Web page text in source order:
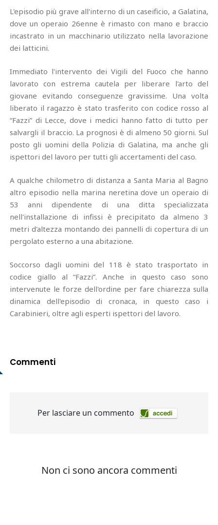
L'episodio più grave all'interno di un caseificio, a Galatina,
dove un operaio 26enne è rimasto con mano e braccio
incastrato in un macchinario utilizzato nella lavorazione
dei latticini.
Immediato l'intervento dei Vigili del Fuoco che hanno
lavorato con estrema cautela per liberare l'arto del
giovane evitando conseguenze gravissime. Una volta
liberato il ragazzo è stato trasferito con codice rosso al
“Fazzi” di Lecce, dove i medici hanno fatto di tutto per
salvargli il braccio. La prognosi è di almeno 50 giorni. Sul
posto gli uomini della Polizia di Galatina, ma anche gli
ispettori del lavoro per tutti gli accertamenti del caso.
A qualche chilometro di distanza a Santa Maria al Bagno
altro episodio nella marina neretina dove un operaio di
53 anni dipendente di una ditta specializzata
nell'installazione di infissi è precipitato da almeno 3
metri d'altezza montando dei pannelli di copertura di un
pergolato esterno a una abitazione.
Soccorso dagli uomini del 118 è stato trasportato in
codice giallo al “Fazzi”. Anche in questo caso sono
intervenute le forze dell'ordine per fare chiarezza sulla
dinamica dell'episodio di cronaca, in questo caso i
Carabinieri, oltre agli esperti ispettori del lavoro.
Commenti